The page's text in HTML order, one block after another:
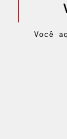
Você